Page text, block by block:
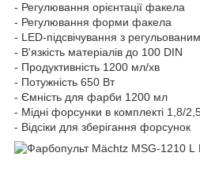
- Регулювання орієнтації факела
- Регулювання форми факела
- LED-підсвічування з
- В'язкість матеріалів до 100 DIN
- Продуктивність 1200 мл/хв
- Потужність 650 Вт
- Ємність для фарби 1200 мл
- Мідні форсунки в комплекті 1,8/
- Відсіки для зберігання форсунок